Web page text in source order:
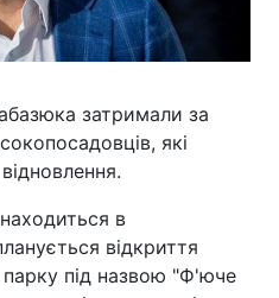
затримали за
які
в
відкриття
парку під назвою "Ф'юче